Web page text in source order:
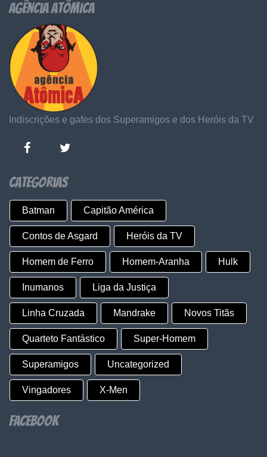
Agência Atômica
Indiscrições e gafes dos Superamigos e dos Heróis da TV
Categorias
Batman Capitão América
Contos de Asgard Heróis da TV
Homem de Ferro Homem-Aranha Hulk
Inumanos Liga da Justiça
Linha Cruzada Mandrake Novos Titãs
Quarteto Fantástico Super-Homem
Superamigos Uncategorized
Vingadores X-Men
Facebook